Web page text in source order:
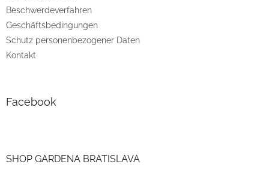
Beschwerdeverfahren
Geschäftsbedingungen
Schutz personenbezogener Daten
Kontakt
Facebook
SHOP GARDENA BRATISLAVA